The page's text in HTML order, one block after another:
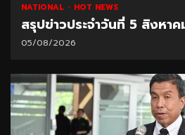
NATIONAL HOT NEWS
สรุปข่าวประจำวันที่ 5 สิงหา
05/08/2026